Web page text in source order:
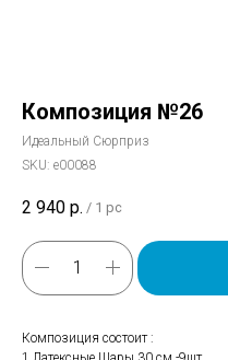
Композиция №26
Идеальный Сюрприз
SKU: е00088
2 940 р. / 1 pc
Композиция состоит :